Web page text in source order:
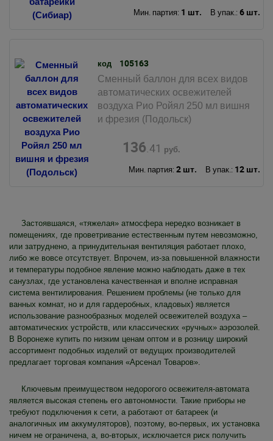
Мин. партия: 1 шт. В упак.: 6 шт.
код 105163
Сменный баллон для всех видов
автоматических освежителей
воздуха Рио Ройял 250 мл вишня
и фрезия (Подольск)
136 .41 руб.
Мин. партия: 2 шт. В упак.: 12 шт.
Застоявшаяся, «тяжелая» атмосфера нередко возникает в
помещениях, где проветривание естественным путем невозможно,
или затруднено, а принудительная вентиляция работает плохо,
либо же вовсе отсутствует. Впрочем, из-за повышенной влажности
и температуры подобное явление можно наблюдать даже в тех
санузлах, где установлена качественная и вполне исправная
система вентилирования. Решением проблемы (не только для
ванных комнат, но и для гардеробных, кладовых) является
использование разнообразных моделей освежителей воздуха –
автоматических устройств, или классических «ручных» аэрозолей.
В Воронеже купить по низким ценам оптом и в розницу широкий
ассортимент подобных изделий от ведущих производителей
предлагает торговая компания «Арсенал Товаров».
Ключевым преимуществом недорогого освежителя-автомата
является высокая степень его автономности. Такие приборы не
требуют подключения к сети, а работают от батареек (и
аналогичных им аккумуляторов), поэтому, во-первых, их установка
ничем не ограничена, а, во-вторых, исключается риск получить